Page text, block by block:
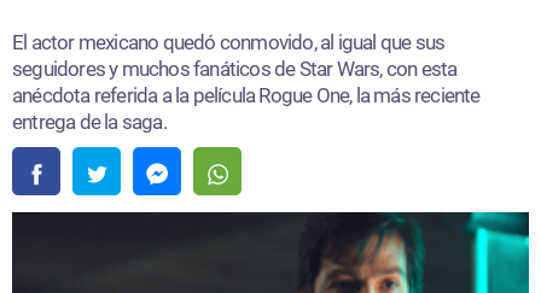
El actor mexicano quedó conmovido, al igual que sus
seguidores y muchos fanáticos de Star Wars, con esta
anécdota referida a la película Rogue One, la más reciente
entrega de la saga.